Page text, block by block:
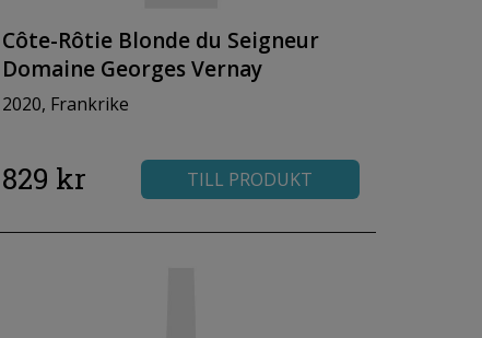
Côte-Rôtie Blonde du Seigneur
Domaine Georges Vernay
2020, Frankrike
829 kr TILL PRODUKT